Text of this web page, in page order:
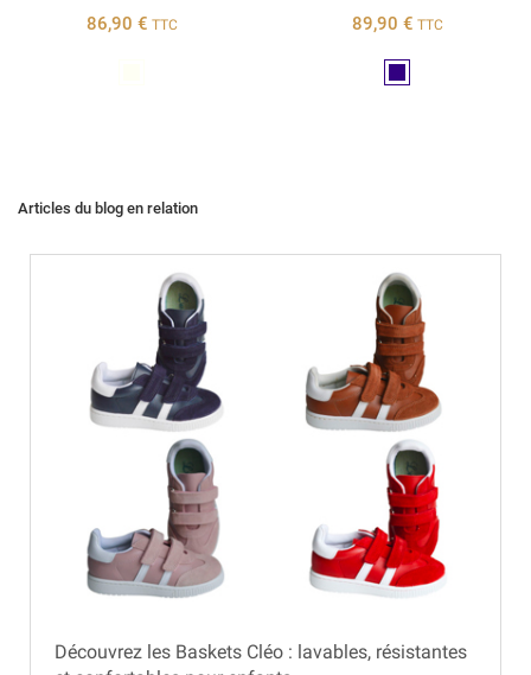
86,90 € TTC
89,90 € TTC
Articles du blog en relation
Découvrez les Baskets Cléo : lavables, résistantes